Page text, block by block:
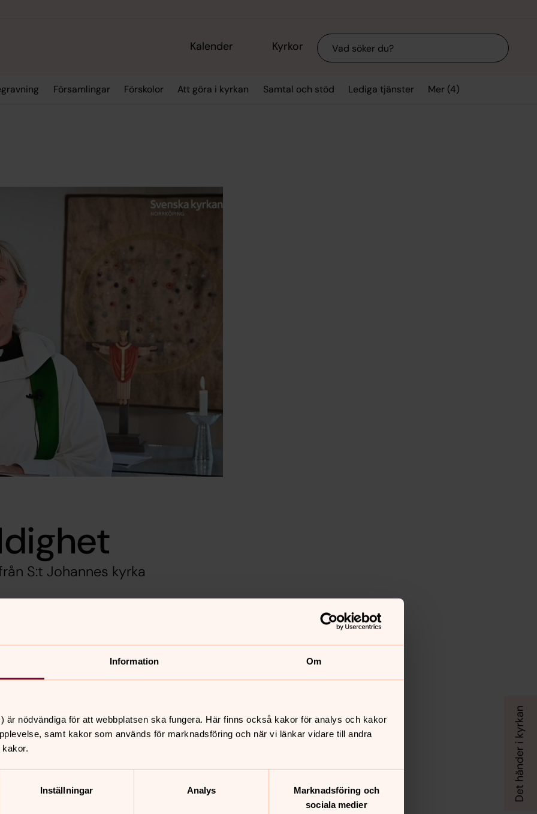
Information Om
är nödvändiga för att webbplatsen ska fungera. Här finns också kakor för analys och kakor
samt kakor som används för marknadsföring och när vi länkar vidare till andra
Inställningar Analys
Marknadsföring och
sociala medier
Kalender Kyrkor Sök
Församlingar Förskolor Att göra i kyrkan Samtal och stöd Lediga tjänster Mer (4)
S:t Johannes kyrka
kyrka. Den sextonde
och livet". Präst Maria Blomqvist.
Marie Nilsson som även framför